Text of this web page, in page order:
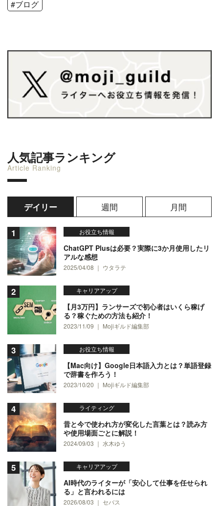
#ブログ
人気記事ランキング
Article Ranking
デイリー 週間 月間
お役立ち情報
ChatGPT Plusは必要？実際に3か月使用したリ
アルな感想
2025/04/08 ｜ ウタラテ
キャリアアップ
【月3万円】ランサーズで初心者はいくら稼げ
る？稼ぐための方法も紹介！
2023/11/09 ｜ Mojiギルド編集部
お役立ち情報
【Mac向け】Google日本語入力とは？単語登録
で辞書を作ろう！
2023/10/20 ｜ Mojiギルド編集部
ライティング
昔と今で使われ方が変化した言葉とは？読み方
や使用場面ごとに解説！
2024/09/03 ｜ 水木ゆう
キャリアアップ
AI時代のライターが「安心して仕事を任せられ
る」と言われるには
2026/08/03 ｜ セバス